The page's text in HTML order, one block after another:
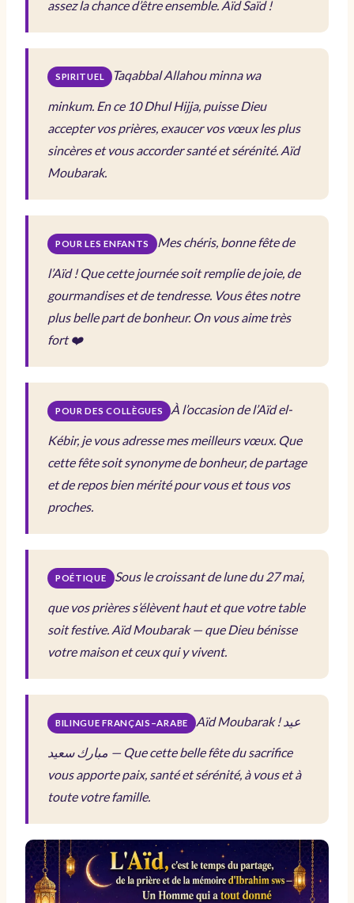
assez la chance d’être ensemble. Aïd Saïd !
SPIRITUEL Taqabbal Allahou minna wa
minkum. En ce 10 Dhul Hijja, puisse Dieu
accepter vos prières, exaucer vos vœux les plus
sincères et vous accorder santé et sérénité. Aïd
Moubarak.
POUR LES ENFANTS Mes chéris, bonne fête de
l’Aïd ! Que cette journée soit remplie de joie, de
gourmandises et de tendresse. Vous êtes notre
plus belle part de bonheur. On vous aime très
fort ❤️
POUR DES COLLÈGUES À l’occasion de l’Aïd el-
Kébir, je vous adresse mes meilleurs vœux. Que
cette fête soit synonyme de bonheur, de partage
et de repos bien mérité pour vous et tous vos
proches.
POÉTIQUE Sous le croissant de lune du 27 mai,
que vos prières s’élèvent haut et que votre table
soit festive. Aïd Moubarak — que Dieu bénisse
votre maison et ceux qui y vivent.
BILINGUE FRANÇAIS–ARABE Aïd Moubarak !عيد
مبارك سعيد — Que cette belle fête du sacrifice
vous apporte paix, santé et sérénité, à vous et à
toute votre famille.